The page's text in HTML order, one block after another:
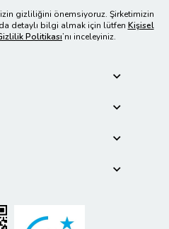
gizliliğini önemsiyoruz. Şirketimizin
detaylı bilgi almak için lütfen Kişisel
Politikası’nı inceleyiniz.